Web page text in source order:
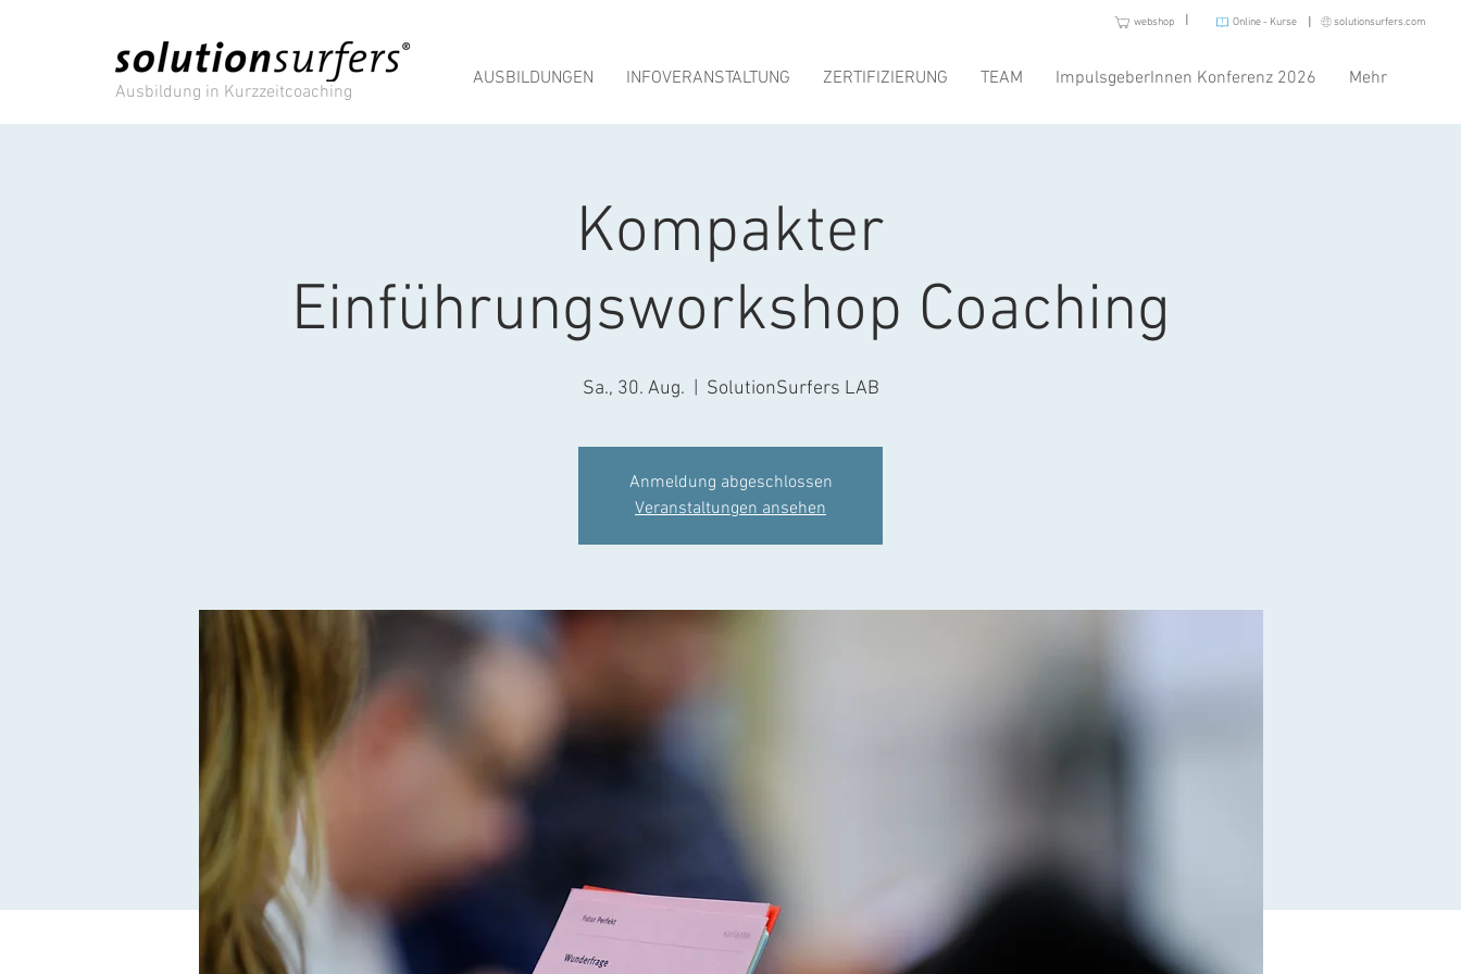
AUSBILDUNGEN INFOVERANSTALTUNG ZERTIFIZIERUNG TEAM ImpulsgeberInnen Konferenz 2026 Mehr
I
webshop Online - Kurse
I solutionsurfers.com
Ausbildung in Kurzzeitcoaching
Kompakter
Einführungsworkshop Coaching
Sa., 30. Aug. SolutionSurfers LAB
Anmeldung abgeschlossen
Veranstaltungen ansehen